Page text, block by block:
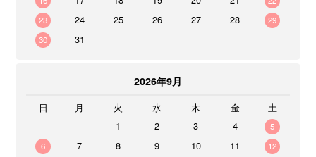
23
24 25 26 27 28
29
30
31
2026年9月
日 月 火 水 木 金
土
1
2 3 4
5
6
7 8 9 10 11
12